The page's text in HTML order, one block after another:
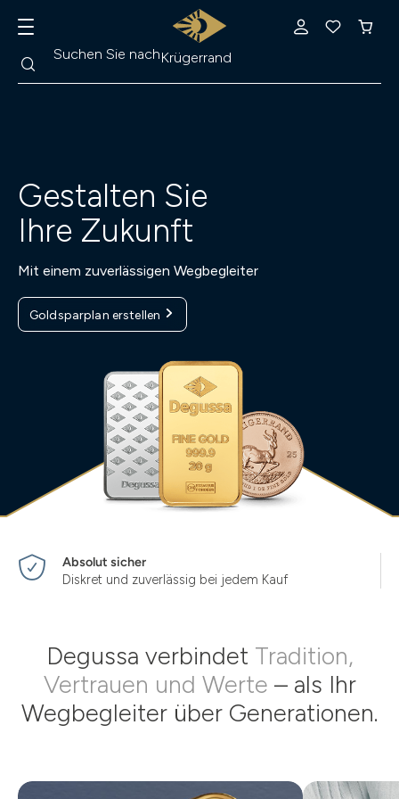
Suchen Sie nachKrügerrand
Gestalten Sie
Ihre Zukunft
Mit einem zuverlässigen Wegbegleiter
Goldsparplan erstellen
Absolut sicher
Diskret und zuverlässig bei jedem Kauf
Degussa verbindet Tradition,
Vertrauen und Werte – als Ihr
Wegbegleiter über Generationen.